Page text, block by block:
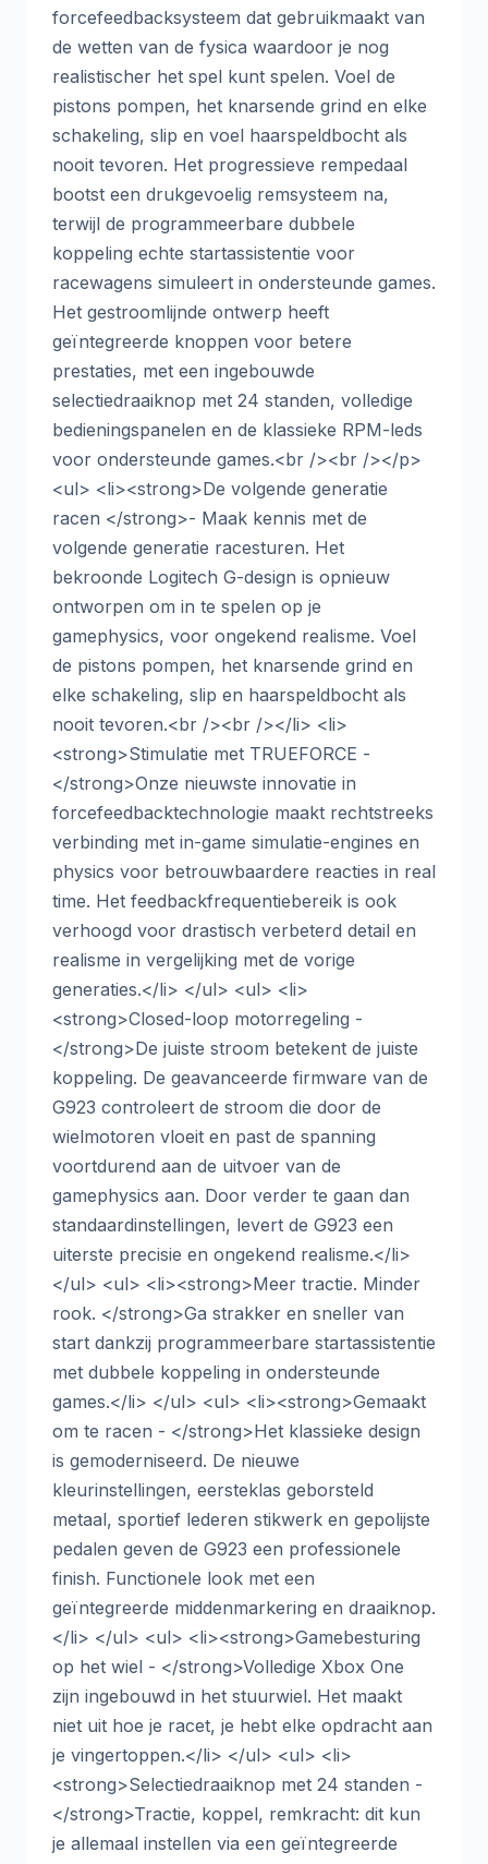
forcefeedbacksysteem dat gebruikmaakt van
de wetten van de fysica waardoor je nog
realistischer het spel kunt spelen. Voel de
pistons pompen, het knarsende grind en elke
schakeling, slip en voel haarspeldbocht als
nooit tevoren. Het progressieve rempedaal
bootst een drukgevoelig remsysteem na,
terwijl de programmeerbare dubbele
koppeling echte startassistentie voor
racewagens simuleert in ondersteunde games.
Het gestroomlijnde ontwerp heeft
geïntegreerde knoppen voor betere
prestaties, met een ingebouwde
selectiedraaiknop met 24 standen, volledige
bedieningspanelen en de klassieke RPM-leds
voor ondersteunde games.<br /><br /></p>
<ul> <li><strong>De volgende generatie
racen </strong>- Maak kennis met de
volgende generatie racesturen. Het
bekroonde Logitech G-design is opnieuw
ontworpen om in te spelen op je
gamephysics, voor ongekend realisme. Voel
de pistons pompen, het knarsende grind en
elke schakeling, slip en haarspeldbocht als
nooit tevoren.<br /><br /></li> <li>
<strong>Stimulatie met TRUEFORCE -
</strong>Onze nieuwste innovatie in
forcefeedbacktechnologie maakt rechtstreeks
verbinding met in-game simulatie-engines en
physics voor betrouwbaardere reacties in real
time. Het feedbackfrequentiebereik is ook
verhoogd voor drastisch verbeterd detail en
realisme in vergelijking met de vorige
generaties.</li> </ul> <ul> <li>
<strong>Closed-loop motorregeling -
</strong>De juiste stroom betekent de juiste
koppeling. De geavanceerde firmware van de
G923 controleert de stroom die door de
wielmotoren vloeit en past de spanning
voortdurend aan de uitvoer van de
gamephysics aan. Door verder te gaan dan
standaardinstellingen, levert de G923 een
uiterste precisie en ongekend realisme.</li>
</ul> <ul> <li><strong>Meer tractie. Minder
rook. </strong>Ga strakker en sneller van
start dankzij programmeerbare startassistentie
met dubbele koppeling in ondersteunde
games.</li> </ul> <ul> <li><strong>Gemaakt
om te racen - </strong>Het klassieke design
is gemoderniseerd. De nieuwe
kleurinstellingen, eersteklas geborsteld
metaal, sportief lederen stikwerk en gepolijste
pedalen geven de G923 een professionele
finish. Functionele look met een
geïntegreerde middenmarkering en draaiknop.
</li> </ul> <ul> <li><strong>Gamebesturing
op het wiel - </strong>Volledige Xbox One
zijn ingebouwd in het stuurwiel. Het maakt
niet uit hoe je racet, je hebt elke opdracht aan
je vingertoppen.</li> </ul> <ul> <li>
<strong>Selectiedraaiknop met 24 standen -
</strong>Tractie, koppel, remkracht: dit kun
je allemaal instellen via een geïntegreerde